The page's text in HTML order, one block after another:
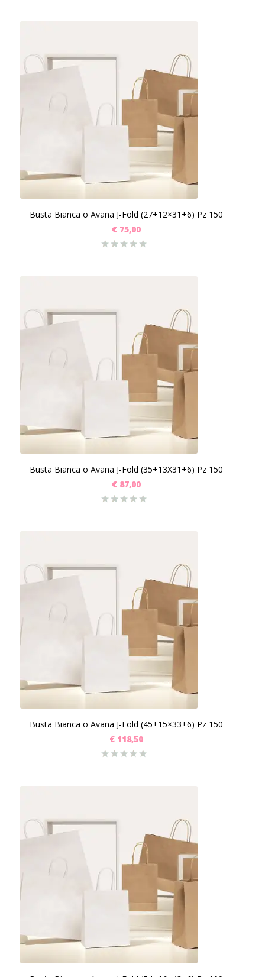
Busta Bianca o Avana J-Fold (27+12×31+6) Pz 150
€ 75,00
Busta Bianca o Avana J-Fold (35+13X31+6) Pz 150
€ 87,00
Busta Bianca o Avana J-Fold (45+15×33+6) Pz 150
€ 118,50